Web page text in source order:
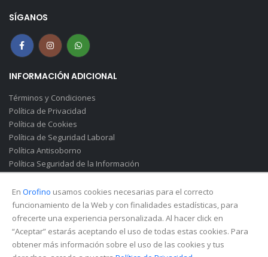
SÍGANOS
INFORMACIÓN ADICIONAL
Términos y Condiciones
Política de Privacidad
Política de Cookies
Política de Seguridad Laboral
Política Antisoborno
Política Seguridad de la Información
Canal de Denuncias(Soborno)
En Orofino usamos cookies necesarias para el correcto
funcionamiento de la Web y con finalidades estadísticas, para
ofrecerte una experiencia personalizada. Al hacer click en
“Aceptar” estarás aceptando el uso de todas estas cookies. Para
obtener más información sobre el uso de las cookies y tus